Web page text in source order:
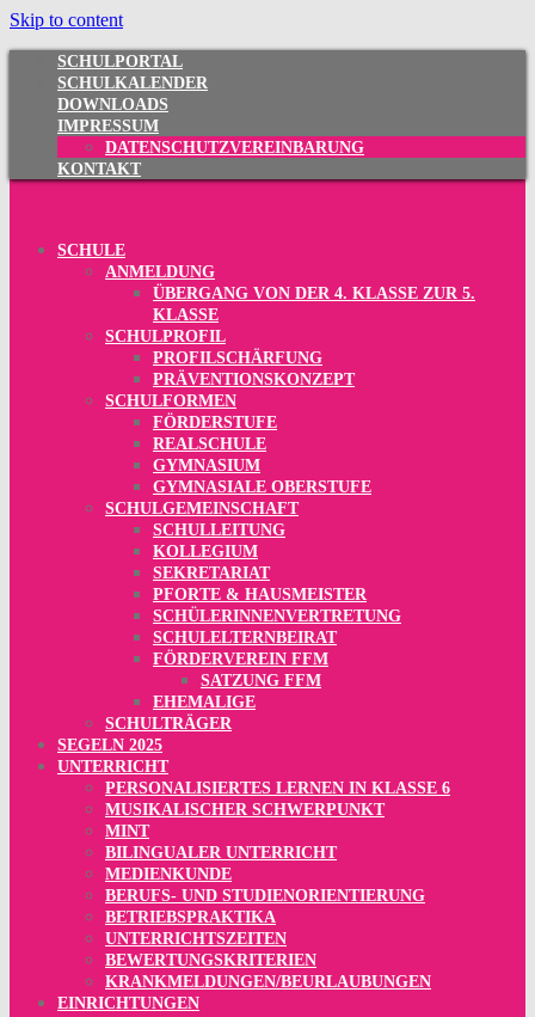
Skip to content
SCHULPORTAL
SCHULKALENDER
DOWNLOADS
IMPRESSUM
DATENSCHUTZVEREINBARUNG
KONTAKT
SCHULE
ANMELDUNG
ÜBERGANG VON DER 4. KLASSE ZUR 5.
KLASSE
SCHULPROFIL
PROFILSCHÄRFUNG
PRÄVENTIONSKONZEPT
SCHULFORMEN
FÖRDERSTUFE
REALSCHULE
GYMNASIUM
GYMNASIALE OBERSTUFE
SCHULGEMEINSCHAFT
SCHULLEITUNG
KOLLEGIUM
SEKRETARIAT
PFORTE & HAUSMEISTER
SCHÜLERINNENVERTRETUNG
SCHULELTERNBEIRAT
FÖRDERVEREIN FFM
SATZUNG FFM
EHEMALIGE
SCHULTRÄGER
SEGELN 2025
UNTERRICHT
PERSONALISIERTES LERNEN IN KLASSE 6
MUSIKALISCHER SCHWERPUNKT
MINT
BILINGUALER UNTERRICHT
MEDIENKUNDE
BERUFS- UND STUDIENORIENTIERUNG
BETRIEBSPRAKTIKA
UNTERRICHTSZEITEN
BEWERTUNGSKRITERIEN
KRANKMELDUNGEN/BEURLAUBUNGEN
EINRICHTUNGEN